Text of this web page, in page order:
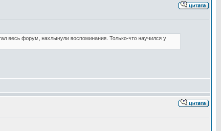
весь форум, нахлынули воспоминания. Только-что научился у